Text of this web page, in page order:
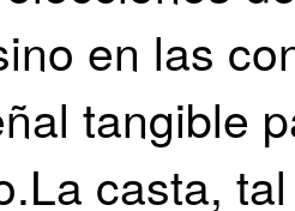
en las
tangible
casta,